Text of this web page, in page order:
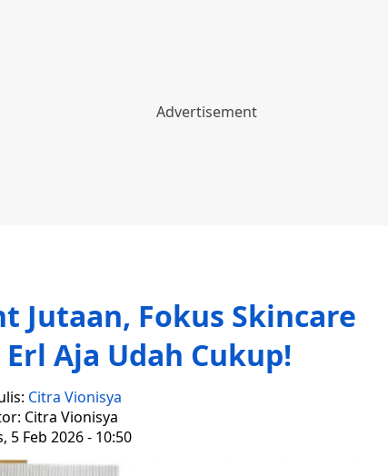
Jutaan, Fokus Skincare
Aja Udah Cukup!
Citra Vionisya
Citra Vionisya
5 Feb 2026 - 10:50